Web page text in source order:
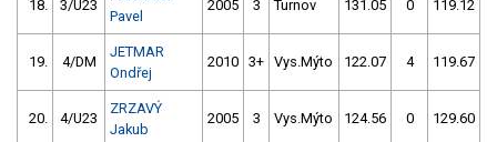
18. 3/U23
Pavel
2005 3 Turnov 131.05 0 119.12
19. 4/DM
JETMAR
Ondřej
2010 3+ Vys.Mýto 122.07 4 119.67
20. 4/U23
ZRZAVÝ
Jakub
2005 3 Vys.Mýto 124.56 0 129.60